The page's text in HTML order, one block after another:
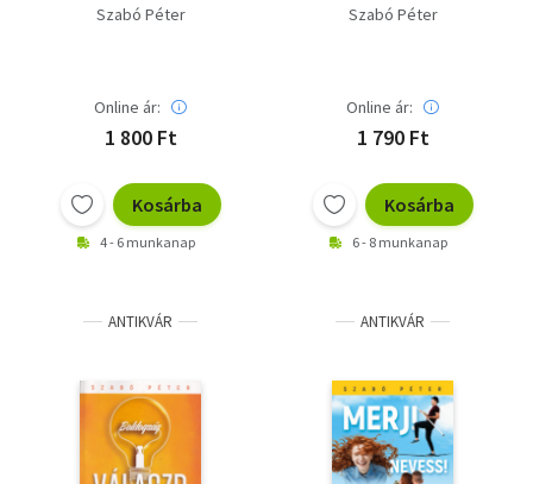
életből mindazt, ami
Szabó Péter
Online ár:
1 800 Ft
Kosárba
4 - 6 munkanap
életből mindazt, ami
Szabó Péter
Online ár:
1 790 Ft
Kosárba
6 - 8 munkanap
ANTIKVÁR ANTIKVÁR